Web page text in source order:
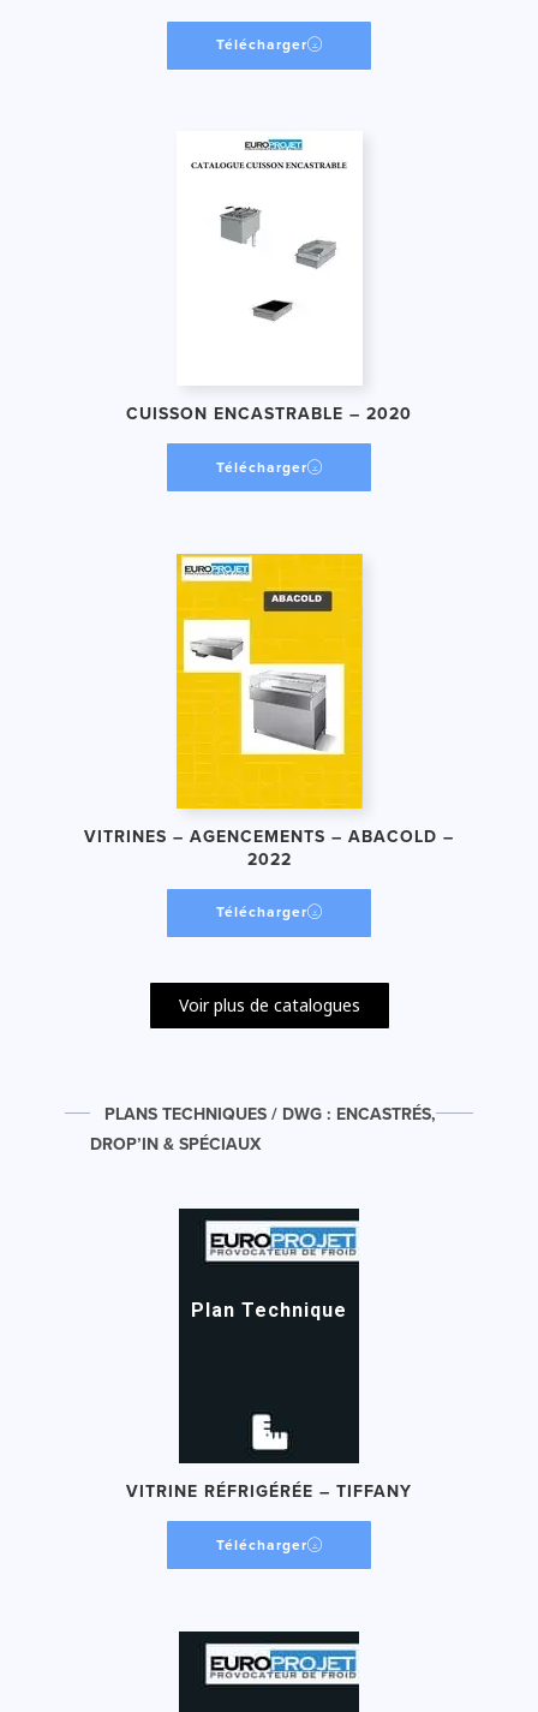
Télécharger
CUISSON ENCASTRABLE – 2020
Télécharger
VITRINES – AGENCEMENTS – ABACOLD –
2022
Télécharger
Voir plus de catalogues
PLANS TECHNIQUES / DWG : ENCASTRÉS,
DROP’IN & SPÉCIAUX
Plan Technique
VITRINE RÉFRIGÉRÉE – TIFFANY
Télécharger